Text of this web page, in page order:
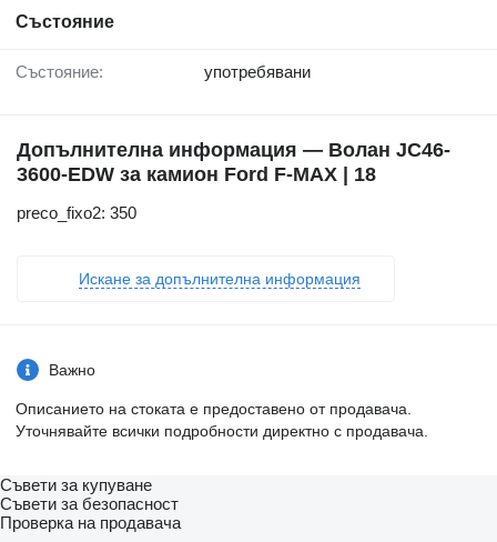
Състояние
Състояние: употребявани
Допълнителна информация — Волан JC46-
3600-EDW за камион Ford F-MAX | 18
preco_fixo2: 350
Искане за допълнителна информация
Важно
Описанието на стоката е предоставено от продавача.
Уточнявайте всички подробности директно с продавача.
Съвети за купуване
Съвети за безопасност
Проверка на продавача